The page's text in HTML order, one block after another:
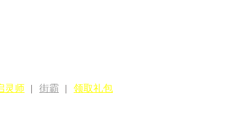
灵师 | 街霸 | 领取礼包